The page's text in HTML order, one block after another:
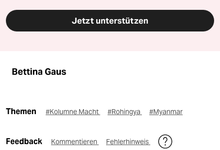
Jetzt unterstützen
Bettina Gaus
Themen #Kolumne Macht #Rohingya #Myanmar
Feedback Kommentieren Fehlerhinweis